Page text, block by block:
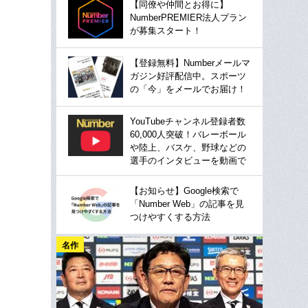
【同僚や仲間とお得に】
NumberPREMIER法人プラン
が募集スタート！
【登録無料】Numberメールマ
ガジン好評配信中。スポーツ
の「今」をメールでお届け！
YouTubeチャンネル登録者数
60,000人突破！バレーボール
や陸上、バスケ、野球などの
選手のインタビューを動画で
【お知らせ】Google検索で
「Number Web」の記事を見
つけやすくする方法
名作